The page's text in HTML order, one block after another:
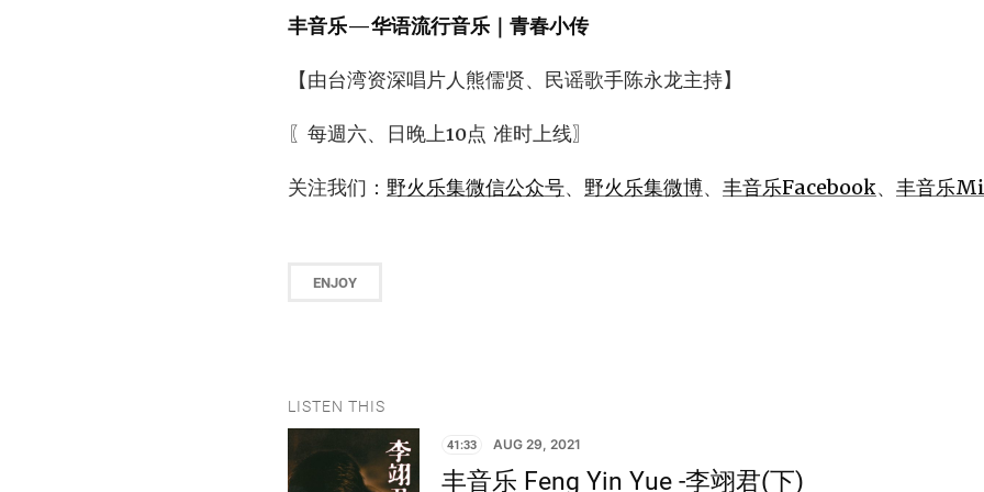
丰音乐—华语流行音乐｜青春小传
【由台湾资深唱片人熊儒贤、民谣歌手陈永龙主持】
〖每週六、日晚上10点 准时上线〗
关注我们： 野火乐集微信公众号、 野火乐集微博、 丰音乐Facebook、 丰音乐
ENJOY
LISTEN THIS
41:33 AUG 29, 2021
丰音乐 Feng Yin Yue -李翊君(下)